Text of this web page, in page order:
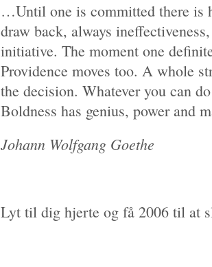
…Until one is committed there is
draw back, always
initiative. The moment one
Providence moves too. A whole
the decision. Whatever you can
Boldness has genius, power and
Johann Wolfgang Goethe
Lyt til dig hjerte og få 2006 til at